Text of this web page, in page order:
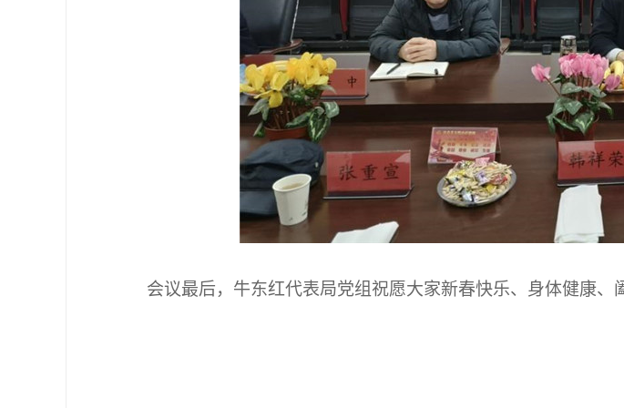
会议最后，牛东红代表局党组祝愿大家新春快乐、身体健康、